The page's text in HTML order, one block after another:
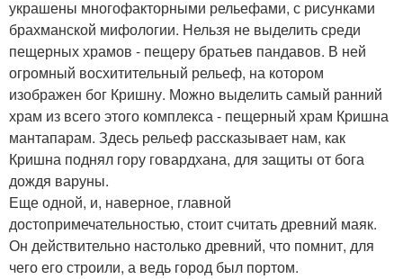
украшены многофакторными рельефами, с рисунками
брахманской мифологии. Нельзя не выделить среди
пещерных храмов - пещеру братьев пандавов. В ней
огромный восхитительный рельеф, на котором
изображен бог Кришну. Можно выделить самый ранний
храм из всего этого комплекса - пещерный храм Кришна
мантапарам. Здесь рельеф рассказывает нам, как
Кришна поднял гору говардхана, для защиты от бога
дождя варуны.
Еще одной, и, наверное, главной
достопримечательностью, стоит считать древний маяк.
Он действительно настолько древний, что помнит, для
чего его строили, а ведь город был портом.